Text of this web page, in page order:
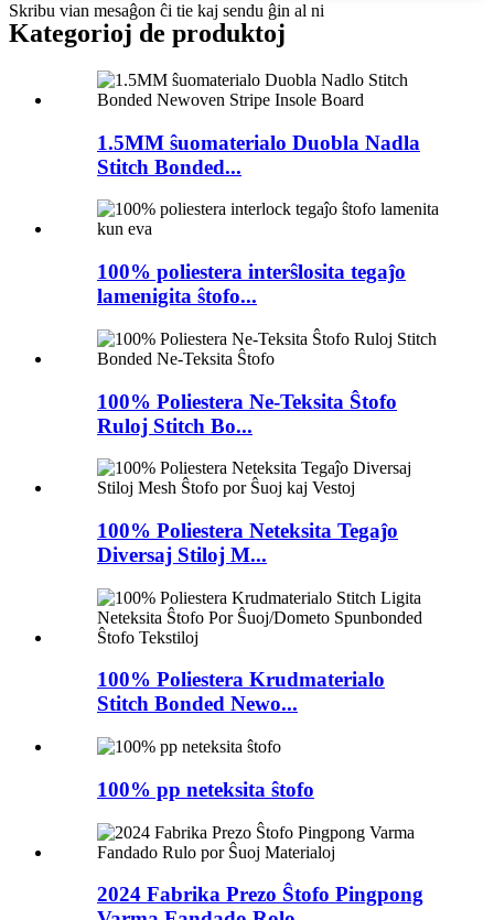
Skribu vian mesaĝon ĉi tie kaj sendu ĝin al ni
Kategorioj de produktoj
1.5MM ŝuomaterialo Duobla Nadla
Stitch Bonded...
100% poliestera interŝlosita tegaĵo
lamenigita ŝtofo...
100% Poliestera Ne-Teksita Ŝtofo
Ruloj Stitch Bo...
100% Poliestera Neteksita Tegaĵo
Diversaj Stiloj M...
100% Poliestera Krudmaterialo
Stitch Bonded Newo...
100% pp neteksita ŝtofo
2024 Fabrika Prezo Ŝtofo Pingpong